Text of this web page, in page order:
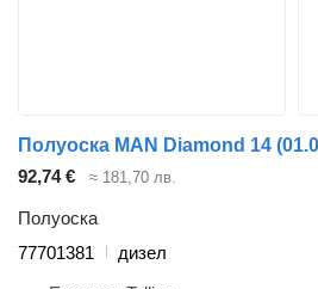
92,74 € ≈ 181,70 лв.
Полуоска
77701381
дизел